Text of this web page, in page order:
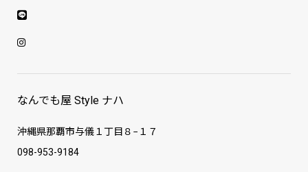
なんでも屋 Style ナハ
沖縄県那覇市与儀１丁目８−１７
098-953-9184